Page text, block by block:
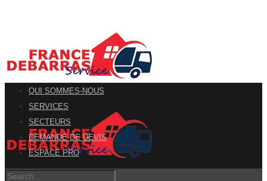
QUI SOMMES-NOUS
SERVICES
SECTEURS
DEMANDE DE DEVIS
ESPACE PRO